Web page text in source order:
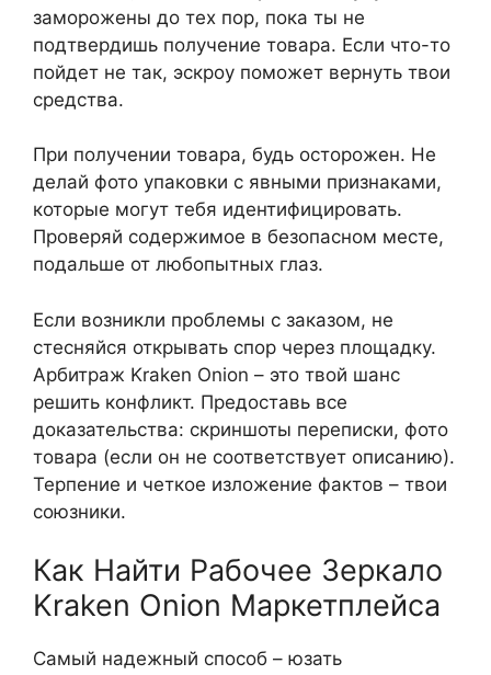
заморожены до тех пор, пока ты не
подтвердишь получение товара. Если что-то
пойдет не так, эскроу поможет вернуть твои
средства.
При получении товара, будь осторожен. Не
делай фото упаковки с явными признаками,
которые могут тебя идентифицировать.
Проверяй содержимое в безопасном месте,
подальше от любопытных глаз.
Если возникли проблемы с заказом, не
стесняйся открывать спор через площадку.
Арбитраж Kraken Onion – это твой шанс
решить конфликт. Предоставь все
доказательства: скриншоты переписки, фото
товара (если он не соответствует описанию).
Терпение и четкое изложение фактов – твои
союзники.
Как Найти Рабочее Зеркало
Kraken Onion Маркетплейса
Самый надежный способ – юзать